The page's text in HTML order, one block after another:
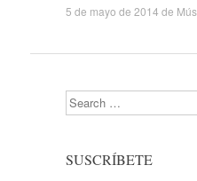
5 de mayo de 2014 de
Search
SUSCRÍBETE